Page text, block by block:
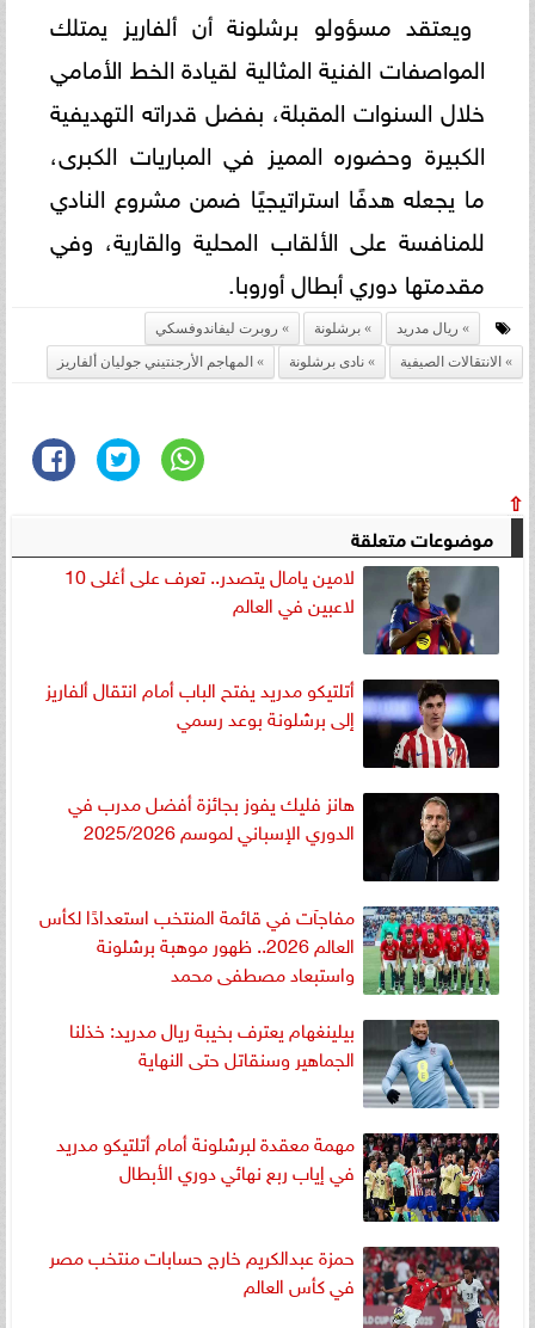
ويعتقد مسؤولو برشلونة أن ألفاريز يمتلك
المواصفات الفنية المثالية لقيادة الخط الأمامي
خلال السنوات المقبلة، بفضل قدراته التهديفية
الكبيرة وحضوره المميز في المباريات الكبرى،
ما يجعله هدفًا استراتيجيًا ضمن مشروع النادي
للمنافسة على الألقاب المحلية والقارية، وفي
مقدمتها دوري أبطال أوروبا.
ريال مدريد برشلونة
روبرت ليفاندوفسكي
الانتقالات الصيفية
نادى برشلونة المهاجم الأرجنتيني جوليان ألفاريز
⇧
موضوعات متعلقة
لامين يامال يتصدر.. تعرف على أغلى 10
لاعبين في العالم
أتلتيكو مدريد يفتح الباب أمام انتقال ألفاريز
إلى برشلونة بوعد رسمي
هانز فليك يفوز بجائزة أفضل مدرب في
الدوري الإسباني لموسم 2025/2026
مفاجآت في قائمة المنتخب استعدادًا لكأس
العالم 2026.. ظهور موهبة برشلونة
واستبعاد مصطفى محمد
بيلينغهام يعترف بخيبة ريال مدريد: خذلنا
الجماهير وسنقاتل حتى النهاية
مهمة معقدة لبرشلونة أمام أتلتيكو مدريد
في إياب ربع نهائي دوري الأبطال
حمزة عبدالكريم خارج حسابات منتخب مصر
في كأس العالم